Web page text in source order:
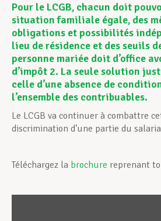
Pour le LCGB, chacun doit
situation familiale égale, des
obligations et possibilités
lieu de résidence et des seuils
personne mariée doit d’office
d’impôt 2. La seule solution
celle d’une absence de
l’ensemble des contribuables.
Le LCGB va continuer à combattre
discrimination d’une partie du
Téléchargez la brochure reprenant